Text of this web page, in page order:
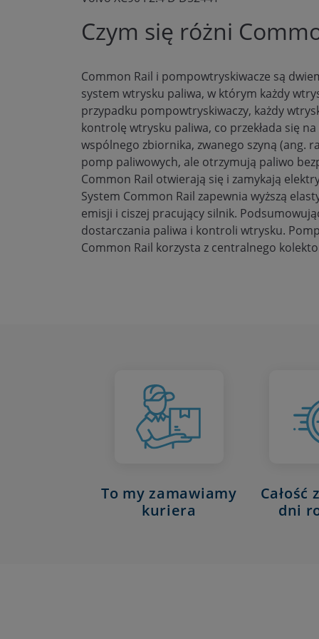
Czym się różni
Common Rail i pompowtryskiwacze są
system wtrysku paliwa, w którym każdy
przypadku pompowtryskiwaczy, każdy
kontrolę wtrysku paliwa, co przekłada się
wspólnego zbiornika, zwanego szyną (ang.
pomp paliwowych, ale otrzymują paliwo
Common Rail otwierają się i zamykają
System Common Rail zapewnia wyższą
emisji i ciszej pracujący silnik.
dostarczania paliwa i kontroli wtrysku.
Common Rail korzysta z centralnego
To my zamawiamy
kuriera
Całość
dni